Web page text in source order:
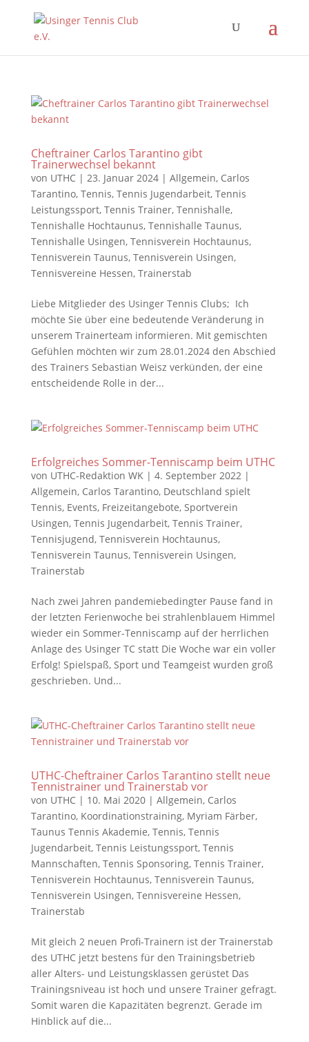
Cheftrainer Carlos Tarantino gibt
Trainerwechsel bekannt
von UTHC| 23. Januar 2024| Allgemein, Carlos
Tarantino, Tennis, Tennis Jugendarbeit, Tennis
Leistungssport, Tennis Trainer, Tennishalle,
Tennishalle Hochtaunus, Tennishalle Taunus,
Tennishalle Usingen, Tennisverein Hochtaunus,
Tennisverein Taunus, Tennisverein Usingen,
Tennisvereine Hessen, Trainerstab
Liebe Mitglieder des Usinger Tennis Clubs; Ich
möchte Sie über eine bedeutende Veränderung in
unserem Trainerteam informieren. Mit gemischten
Gefühlen möchten wir zum 28.01.2024 den Abschied
des Trainers Sebastian Weisz verkünden, der eine
entscheidende Rolle in der...
Erfolgreiches Sommer-Tenniscamp beim UTHC
von UTHC-Redaktion WK| 4. September 2022|
Allgemein, Carlos Tarantino, Deutschland spielt
Tennis, Events, Freizeitangebote, Sportverein
Usingen, Tennis Jugendarbeit, Tennis Trainer,
Tennisjugend, Tennisverein Hochtaunus,
Tennisverein Taunus, Tennisverein Usingen,
Trainerstab
Nach zwei Jahren pandemiebedingter Pause fand in
der letzten Ferienwoche bei strahlenblauem Himmel
wieder ein Sommer-Tenniscamp auf der herrlichen
Anlage des Usinger TC statt Die Woche war ein voller
Erfolg! Spielspaß, Sport und Teamgeist wurden groß
geschrieben. Und...
UTHC-Cheftrainer Carlos Tarantino stellt neue
Tennistrainer und Trainerstab vor
von UTHC| 10. Mai 2020| Allgemein, Carlos
Tarantino, Koordinationstraining, Myriam Färber,
Taunus Tennis Akademie, Tennis, Tennis
Jugendarbeit, Tennis Leistungssport, Tennis
Mannschaften, Tennis Sponsoring, Tennis Trainer,
Tennisverein Hochtaunus, Tennisverein Taunus,
Tennisverein Usingen, Tennisvereine Hessen,
Trainerstab
Mit gleich 2 neuen Profi-Trainern ist der Trainerstab
des UTHC jetzt bestens für den Trainingsbetrieb
aller Alters- und Leistungsklassen gerüstet Das
Trainingsniveau ist hoch und unsere Trainer gefragt.
Somit waren die Kapazitäten begrenzt. Gerade im
Hinblick auf die...